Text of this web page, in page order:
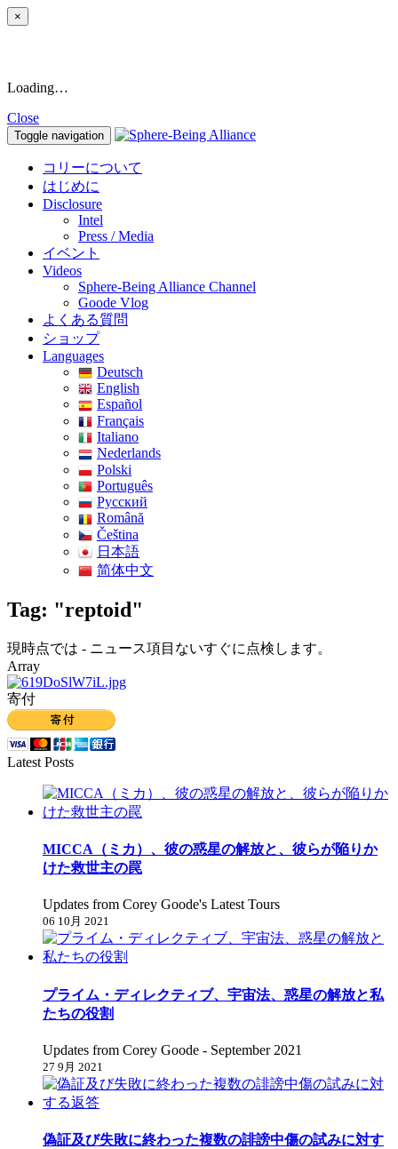
×
Loading…
Close
Toggle navigation
コリーについて
はじめに
Disclosure
Intel
Press / Media
イベント
Videos
Sphere-Being Alliance Channel
Goode Vlog
よくある質問
ショップ
Languages
Deutsch
English
Español
Français
Italiano
Nederlands
Polski
Português
Pусский
Română
Čeština
日本語
简体中文
Tag: "reptoid"
現時点では - ニュース項目ないすぐに点検します。
Array
寄付
Latest Posts
MICCA（ミカ）、彼の惑星の解放と、彼らが陥りか
けた救世主の罠
Updates from Corey Goode's Latest Tours
06 10月 2021
プライム・ディレクティブ、宇宙法、惑星の解放と私
たちの役割
Updates from Corey Goode - September 2021
27 9月 2021
偽証及び失敗に終わった複数の誹謗中傷の試みに対す